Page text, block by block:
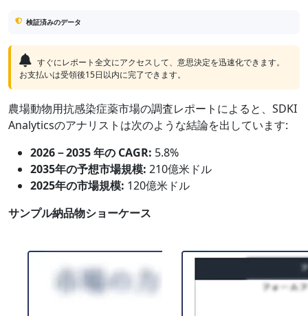
検証済みのデータ
すぐにレポート全文にアクセスして、意思決定を迅速化できます。
お支払いは受領後15日以内に完了できます。
農場動物用抗感染症薬市場の調査レポートによると、SDKI
Analyticsのアナリストは次のような結論を出しています:
2026－2035 年の CAGR: 5.8%
2035年の予想市場規模: 210億米ドル
2025年の市場規模: 120億米ドル
サンプル納品物ショーケース